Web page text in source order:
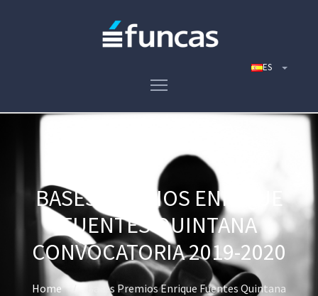
BASES PREMIOS ENRIQUE
FUENTES QUINTANA
CONVOCATORIA 2019-2020
Home
Bases Premios Enrique Fuentes Quintana